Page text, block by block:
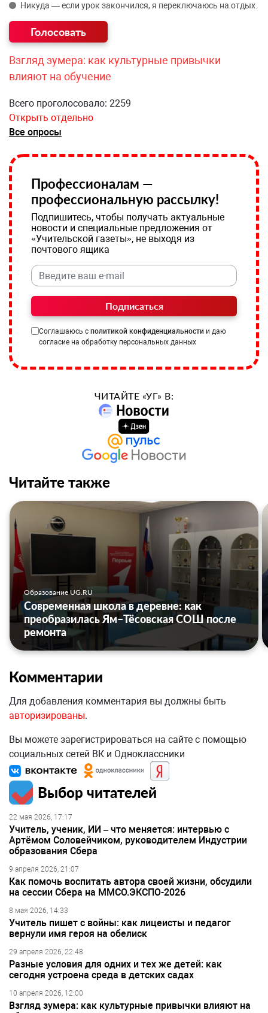
Никуда — если урок закончился, я переключаюсь на отдых.
Взгляд зумера: как культурные привычки
влияют на обучение
Всего проголосовало: 2259
Открыть отдельно
Все опросы
Профессионалам —
профессиональную рассылку!
Подпишитесь, чтобы получать актуальные
новости и специальные предложения от
«Учительской газеты», не выходя из
почтового ящика
Подписаться
Соглашаюсь с политикой конфиденциальности и даю
согласие на обработку персональных данных
ЧИТАЙТЕ «УГ» В:
Читайте также
Образование UG.RU
Современная школа в деревне: как
преобразилась Ям–Тёсовская СОШ после
ремонта
Комментарии
Для добавления комментария вы должны быть
авторизированы.
Вы можете зарегистрироваться на сайте с помощью
социальных сетей ВК и Одноклассники
Выбор читателей
22 мая 2026, 17:17
Учитель, ученик, ИИ – что меняется: интервью с
Артёмом Соловейчиком, руководителем Индустрии
образования Сбера
9 апреля 2026, 21:07
Как помочь воспитать автора своей жизни, обсудили
на сессии Сбера на ММСО.ЭКСПО-2026
8 мая 2026, 14:33
Учитель пишет с войны: как лицеисты и педагог
вернули имя героя на обелиск
29 апреля 2026, 22:48
Разные условия для одних и тех же детей: как
сегодня устроена среда в детских садах
10 апреля 2026, 12:00
Взгляд зумера: как культурные привычки влияют на